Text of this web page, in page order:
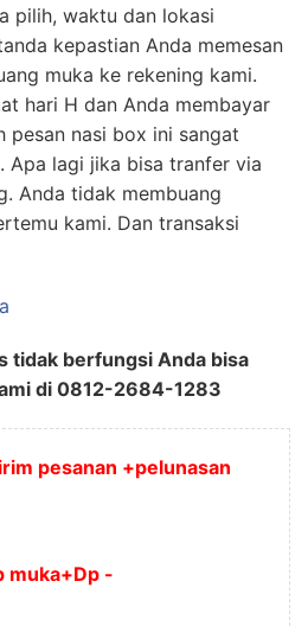
pilih, waktu dan lokasi
kepastian Anda memesan
muka ke rekening kami.
hari H dan Anda membayar
pesan nasi box ini sangat
Apa lagi jika bisa tranfer via
Anda tidak membuang
kami. Dan transaksi
tidak berfungsi Anda bisa
di 0812-2684-1283
pesanan +pelunasan
muka+Dp -